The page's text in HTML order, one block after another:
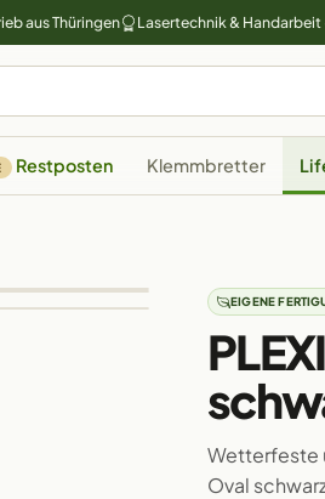
aus Thüringen Lasertechnik & Handarbeit
Restposten Klemmbretter
EIGENE
Wetterfeste
Oval